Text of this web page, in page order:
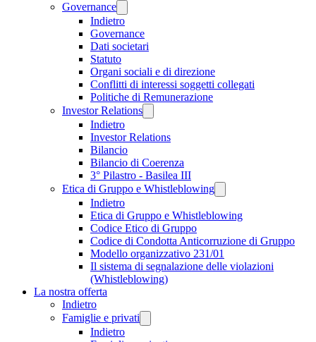
Governance
Indietro
Governance
Dati societari
Statuto
Organi sociali e di direzione
Conflitti di interessi soggetti collegati
Politiche di Remunerazione
Investor Relations
Indietro
Investor Relations
Bilancio
Bilancio di Coerenza
3° Pilastro - Basilea III
Etica di Gruppo e Whistleblowing
Indietro
Etica di Gruppo e Whistleblowing
Codice Etico di Gruppo
Codice di Condotta Anticorruzione di Gruppo
Modello organizzativo 231/01
Il sistema di segnalazione delle violazioni
(Whistleblowing)
La nostra offerta
Indietro
Famiglie e privati
Indietro